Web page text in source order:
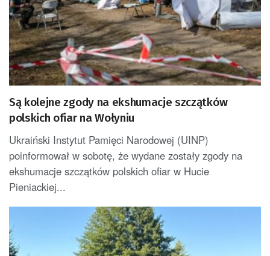
Są kolejne zgody na ekshumacje szczątków
polskich ofiar na Wołyniu
Ukraiński Instytut Pamięci Narodowej (UINP)
poinformował w sobotę, że wydane zostały zgody na
ekshumacje szczątków polskich ofiar w Hucie
Pieniackiej...